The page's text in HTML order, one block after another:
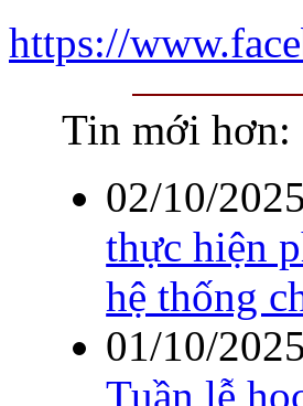
https://
Tin mới hơn:
02/10/2025
thực hiện
hệ thống
01/10/2025
Tuần lễ